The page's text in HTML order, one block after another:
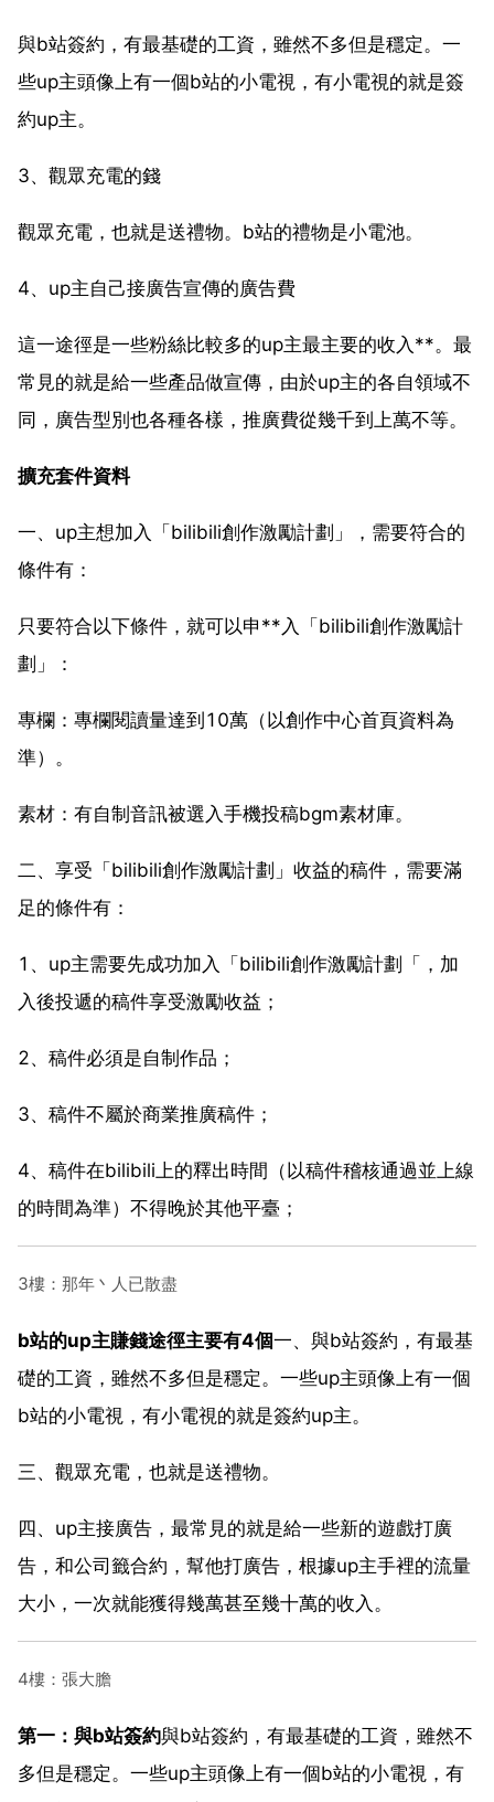
與b站簽約，有最基礎的工資，雖然不多但是穩定。一
些up主頭像上有一個b站的小電視，有小電視的就是簽
約up主。
3、觀眾充電的錢
觀眾充電，也就是送禮物。b站的禮物是小電池。
4、up主自己接廣告宣傳的廣告費
這一途徑是一些粉絲比較多的up主最主要的收入**。最
常見的就是給一些產品做宣傳，由於up主的各自領域不
同，廣告型別也各種各樣，推廣費從幾千到上萬不等。
擴充套件資料
一、up主想加入「bilibili創作激勵計劃」，需要符合的
條件有：
只要符合以下條件，就可以申**入「bilibili創作激勵計
劃」：
專欄：專欄閱讀量達到10萬（以創作中心首頁資料為
準）。
素材：有自制音訊被選入手機投稿bgm素材庫。
二、享受「bilibili創作激勵計劃」收益的稿件，需要滿
足的條件有：
1、up主需要先成功加入「bilibili創作激勵計劃「，加
入後投遞的稿件享受激勵收益；
2、稿件必須是自制作品；
3、稿件不屬於商業推廣稿件；
4、稿件在bilibili上的釋出時間（以稿件稽核通過並上線
的時間為準）不得晚於其他平臺；
3樓：那年丶人已散盡
b站的up主賺錢途徑主要有4個一、與b站簽約，有最基
礎的工資，雖然不多但是穩定。一些up主頭像上有一個
b站的小電視，有小電視的就是簽約up主。
三、觀眾充電，也就是送禮物。
四、up主接廣告，最常見的就是給一些新的遊戲打廣
告，和公司籤合約，幫他打廣告，根據up主手裡的流量
大小，一次就能獲得幾萬甚至幾十萬的收入。
4樓：張大膽
第一：與b站簽約與b站簽約，有最基礎的工資，雖然不
多但是穩定。一些up主頭像上有一個b站的小電視，有